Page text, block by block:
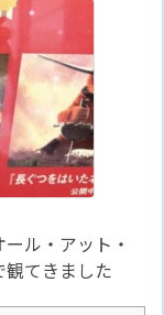
ル・アット・
てきました